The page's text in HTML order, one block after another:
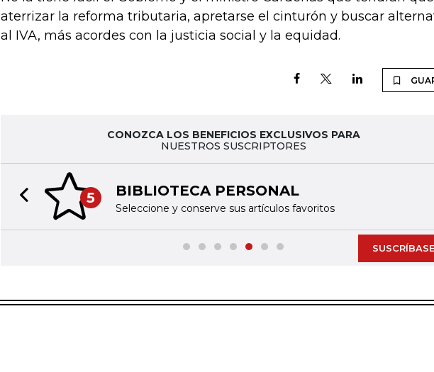
aterrizar la reforma tributaria, apretarse el cinturón y buscar
al IVA, más acordes con la justicia social y la equidad.
CONOZCA LOS BENEFICIOS EXCLUSIVOS PARA
NUESTROS SUSCRIPTORES
5 BIBLIOTECA PERSONAL
Seleccione y conserve sus artículos favoritos
Previous slide